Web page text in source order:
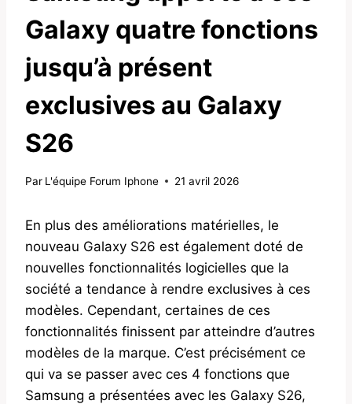
Galaxy quatre fonctions
jusqu’à présent
exclusives au Galaxy
S26
Par L'équipe Forum Iphone 21 avril 2026
En plus des améliorations matérielles, le
nouveau Galaxy S26 est également doté de
nouvelles fonctionnalités logicielles que la
société a tendance à rendre exclusives à ces
modèles. Cependant, certaines de ces
fonctionnalités finissent par atteindre d’autres
modèles de la marque. C’est précisément ce
qui va se passer avec ces 4 fonctions que
Samsung a présentées avec les Galaxy S26,